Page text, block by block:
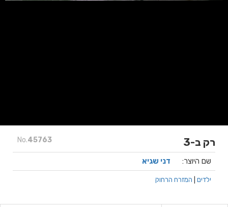
No.45763 רק ב-3
שם היוצר: דני שגיא
ילדים המזרח הרחוק